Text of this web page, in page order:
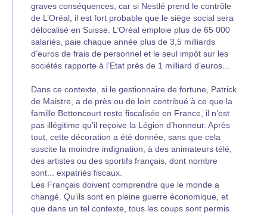
graves conséquences, car si Nestlé prend le contrôle
de L’Oréal, il est fort probable que le siège social sera
délocalisé en Suisse. L’Oréal emploie plus de 65 000
salariés, paie chaque année plus de 3,5 milliards
d’euros de frais de personnel et le seul impôt sur les
sociétés rapporte à l’Etat près de 1 milliard d’euros...
Dans ce contexte, si le gestionnaire de fortune, Patrick
de Maistre, a de près ou de loin contribué à ce que la
famille Bettencourt reste fiscalisée en France, il n’est
pas illégitime qu’il reçoive la Légion d’honneur. Après
tout, cette décoration a été donnée, sans que cela
suscite la moindre indignation, à des animateurs télé,
des artistes ou des sportifs français, dont nombre
sont... expatriés fiscaux.
Les Français doivent comprendre que le monde a
changé. Qu’ils sont en pleine guerre économique, et
que dans un tel contexte, tous les coups sont permis.